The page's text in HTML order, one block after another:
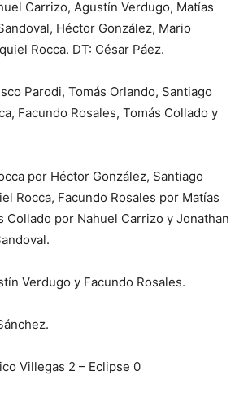
Carrizo, Agustín Verdugo, Matías
Héctor González, Mario
Rocca. DT: César Páez.
Parodi, Tomás Orlando, Santiago
Facundo Rosales, Tomás Collado y
por Héctor González, Santiago
Rocca, Facundo Rosales por Matías
Collado por Nahuel Carrizo y Jonathan
Verdugo y Facundo Rosales.
Villegas 2 – Eclipse 0